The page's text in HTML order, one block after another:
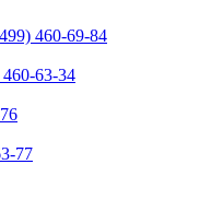
460-69-84
63-34
77